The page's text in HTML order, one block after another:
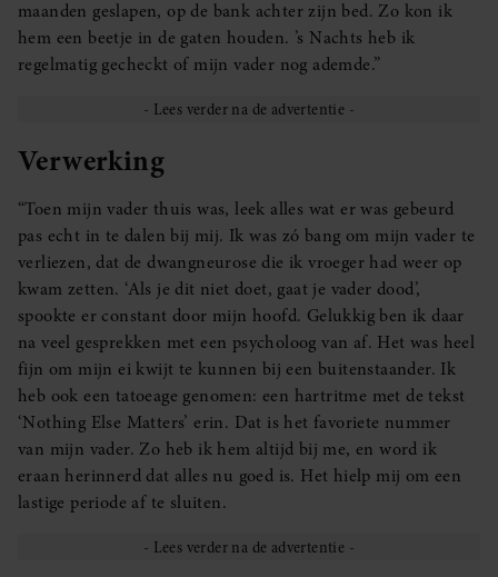
maanden geslapen, op de bank achter zijn bed. Zo kon ik
hem een beetje in de gaten houden. ’s Nachts heb ik
regelmatig gecheckt of mijn vader nog ademde.”
Verwerking
“Toen mijn vader thuis was, leek alles wat er was gebeurd
pas echt in te dalen bij mij. Ik was zó bang om mijn vader te
verliezen, dat de dwangneurose die ik vroeger had weer op
kwam zetten. ‘Als je dit niet doet, gaat je vader dood’,
spookte er constant door mijn hoofd. Gelukkig ben ik daar
na veel gesprekken met een psycholoog van af. Het was heel
fijn om mijn ei kwijt te kunnen bij een buitenstaander. Ik
heb ook een tatoeage genomen: een hartritme met de tekst
‘Nothing Else Matters’ erin. Dat is het favoriete nummer
van mijn vader. Zo heb ik hem altijd bij me, en word ik
eraan herinnerd dat alles nu goed is. Het hielp mij om een
lastige periode af te sluiten.